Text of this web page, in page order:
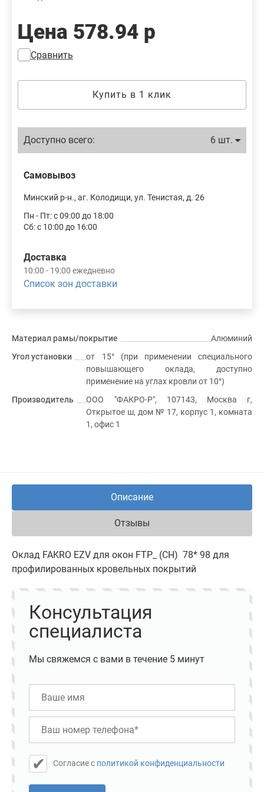
Материал рамы/покрытие
Алюминий
Угол установки
от 15° (при применении специального
повышающего оклада, доступно
применение на углах кровли от 10°)
Производитель
ООО "ФАКРО-Р", 107143, Москва г,
Открытое ш, дом № 17, корпус 1, комната
1, офис 1
Цена 578.94 р
Сравнить
Купить в 1 клик
Доступно всего: 6 шт.
Самовывоз
Минский р-н., аг. Колодищи, ул. Тенистая, д. 26
Пн - Пт: с 09:00 до 18:00
Сб: с 10:00 до 16:00
Доставка
10:00 - 19:00 ежедневно
Список зон доставки
Описание
Отзывы
Оклад FAKRO EZV для окон FTP_ (CH) 78* 98 для
профилированных кровельных покрытий
Консультация
специалиста
Мы свяжемся с вами в течение 5 минут
Cогласие с политикой конфиденциальности